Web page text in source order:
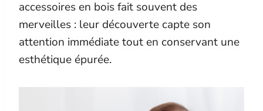
accessoires en bois fait souvent des
merveilles : leur découverte capte son
attention immédiate tout en conservant une
esthétique épurée.